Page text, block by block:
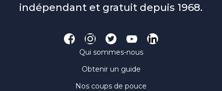
indépendant et gratuit depuis 1968.
Qui sommes-nous
Obtenir un guide
Nos coups de pouce